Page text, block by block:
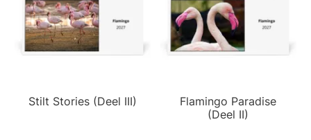
Stilt Stories (Deel III)
Flamingo Paradise
(Deel II)